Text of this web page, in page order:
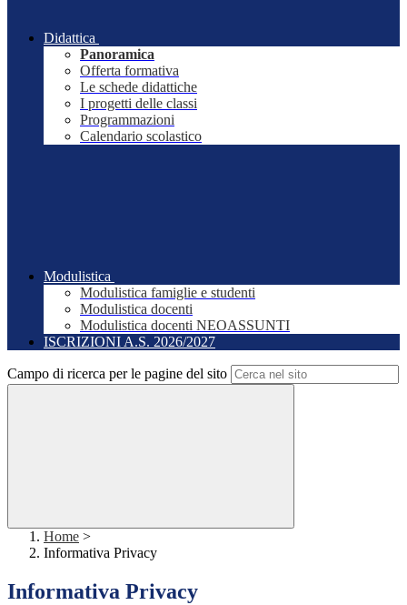
Didattica
Panoramica
Offerta formativa
Le schede didattiche
I progetti delle classi
Programmazioni
Calendario scolastico
Modulistica
Modulistica famiglie e studenti
Modulistica docenti
Modulistica docenti NEOASSUNTI
ISCRIZIONI A.S. 2026/2027
Campo di ricerca per le pagine del sito
Home >
Informativa Privacy
Informativa Privacy